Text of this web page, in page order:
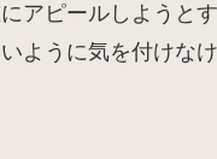
アピールしようと
ように気を付けな